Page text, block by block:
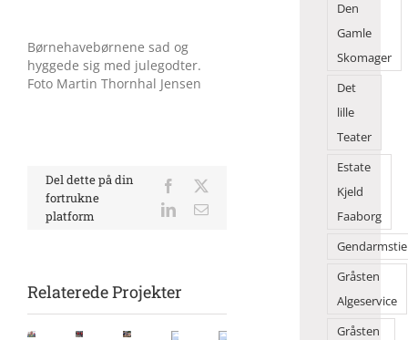
Børnehavebørnene sad og
hyggede sig med julegodter.
Foto Martin Thornhal Jensen
Del dette på din
fortrukne
platform
Facebook
LinkedIn
E-
Relaterede Projekter
Den
Gamle
Skomager
Det
lille
Teater
Estate
Kjeld
Faaborg
Gråsten
Algeservice
Gråsten